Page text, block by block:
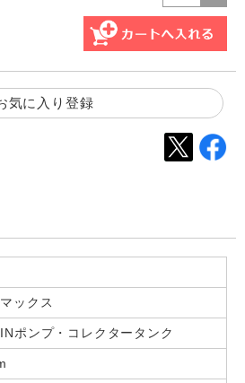
気に入り登録
ックス
ポンプ・コレクタータンク